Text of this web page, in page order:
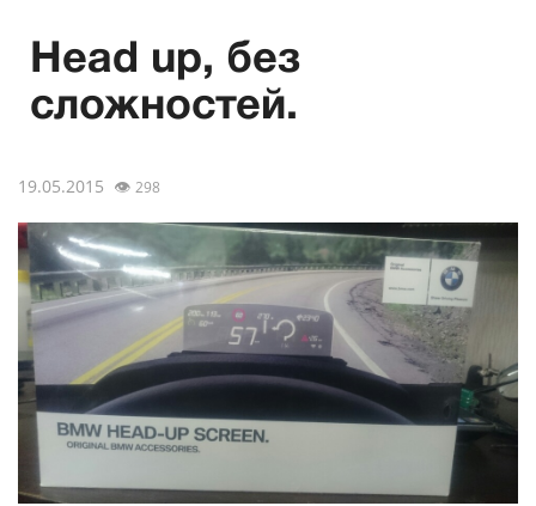
Head up, без
сложностей.
19.05.2015 👁 298